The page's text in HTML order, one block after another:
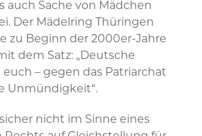
auch Sache von Mädchen
Der Mädelring Thüringen
zu Beginn der 2000er-Jahre
dem Satz: „Deutsche
euch – gegen das Patriarchat
Unmündigkeit“.
nicht im Sinne eines